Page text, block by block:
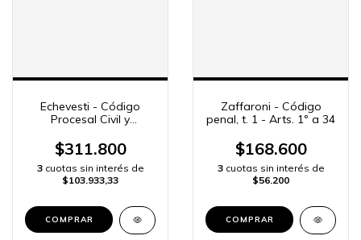
Echevesti - Código
Procesal Civil y
$311.800
3 cuotas sin interés de
$103.933,33
COMPRAR
Zaffaroni - Código
penal, t. 1 - Arts. 1º a 34
$168.600
3 cuotas sin interés de
$56.200
COMPRAR